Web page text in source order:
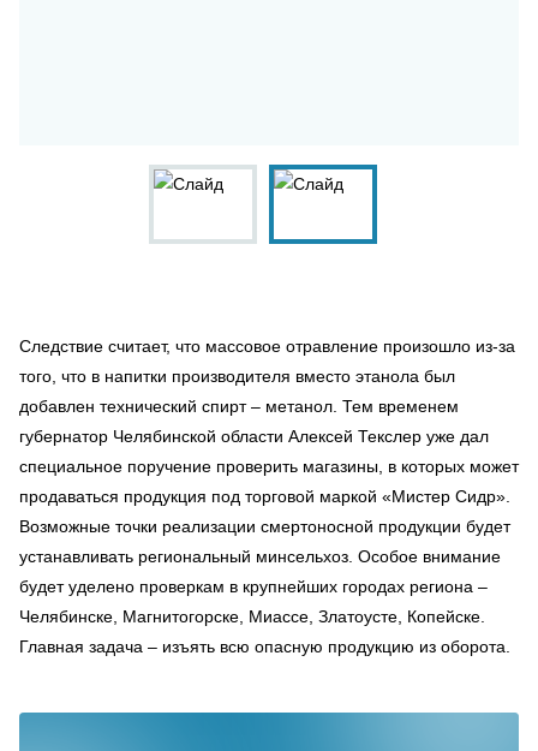
Следствие считает, что массовое отравление произошло из-за
того, что в напитки производителя вместо этанола был
добавлен технический спирт – метанол. Тем временем
губернатор Челябинской области Алексей Текслер уже дал
специальное поручение проверить магазины, в которых может
продаваться продукция под торговой маркой «Мистер Сидр».
Возможные точки реализации смертоносной продукции будет
устанавливать региональный минсельхоз. Особое внимание
будет уделено проверкам в крупнейших городах региона –
Челябинске, Магнитогорске, Миассе, Златоусте, Копейске.
Главная задача – изъять всю опасную продукцию из оборота.